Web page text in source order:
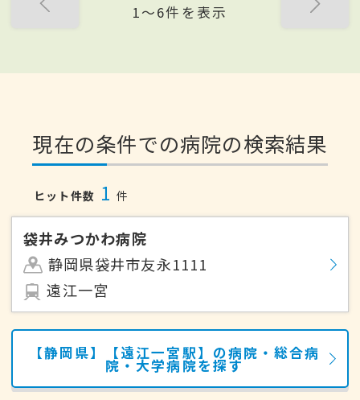
1〜6件を表示
現在の条件での病院の検索結果
ヒット件数 1 件
袋井みつかわ病院
静岡県袋井市友永1111
遠江一宮
【静岡県】【遠江一宮駅】の病院・総合病
院・大学病院を探す